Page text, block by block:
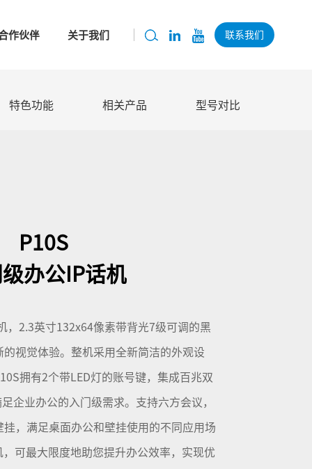
作伙伴 关于我们 联系我们
特色功能 相关产品 型号对比
P10S
办公IP话机
，2.3英寸132x64像素带背光7级可调的黑
视觉体验。整机采用全新简洁的外观设
拥有2个带LED灯的账号键，集成百兆双
企业办公的入门级需求。支持六方会议，
，满足桌面办公和壁挂使用的不同应用场
可最大限度地助您提升办公效率，实现优